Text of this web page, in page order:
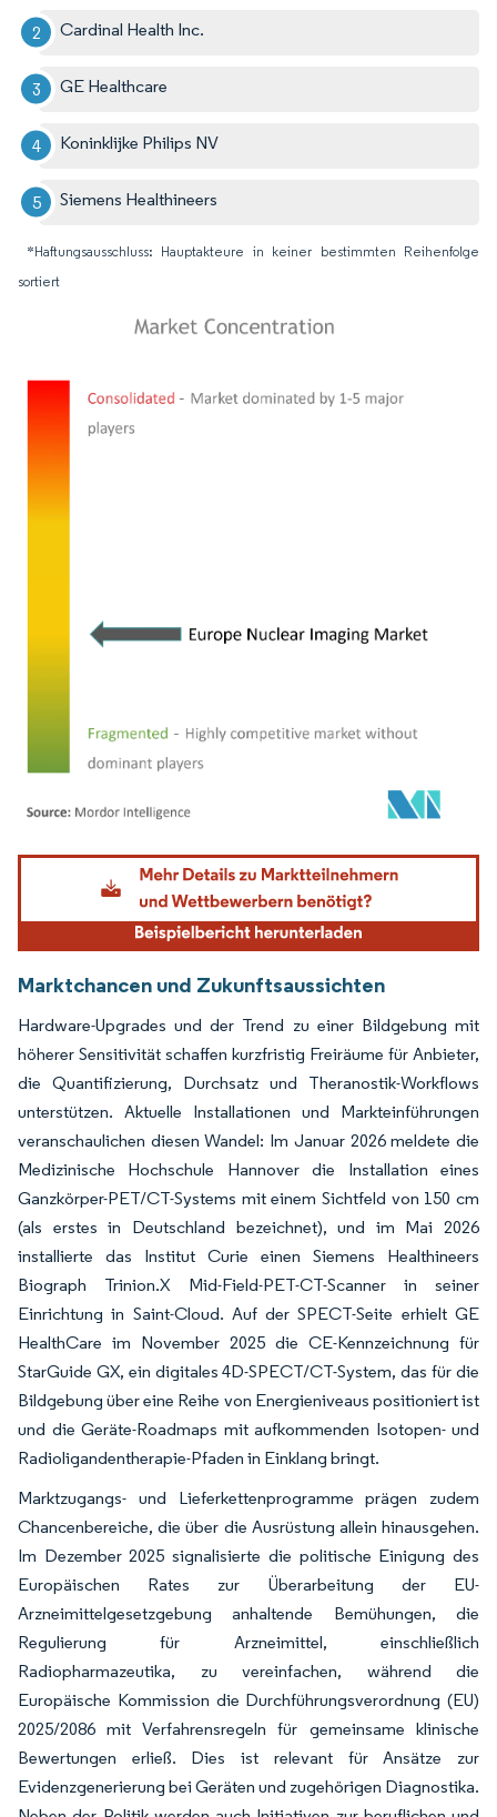
Cardinal Health Inc.
GE Healthcare
Koninklijke Philips NV
Siemens Healthineers
*Haftungsausschluss: Hauptakteure in keiner bestimmten Reihenfolge
sortiert
Bild © Mordor Intelligence. Wiederverwendung erfordert Namensnennung gemäß
Marktchancen und Zukunftsaussichten
Hardware-Upgrades und der Trend zu einer Bildgebung mit
höherer Sensitivität schaffen kurzfristig Freiräume für Anbieter,
die Quantifizierung, Durchsatz und Theranostik-Workflows
unterstützen. Aktuelle Installationen und Markteinführungen
veranschaulichen diesen Wandel: Im Januar 2026 meldete die
Medizinische Hochschule Hannover die Installation eines
Ganzkörper-PET/CT-Systems mit einem Sichtfeld von 150 cm
(als erstes in Deutschland bezeichnet), und im Mai 2026
installierte das Institut Curie einen Siemens Healthineers
Biograph Trinion.X Mid-Field-PET-CT-Scanner in seiner
Einrichtung in Saint-Cloud. Auf der SPECT-Seite erhielt GE
HealthCare im November 2025 die CE-Kennzeichnung für
StarGuide GX, ein digitales 4D-SPECT/CT-System, das für die
Bildgebung über eine Reihe von Energieniveaus positioniert ist
und die Geräte-Roadmaps mit aufkommenden Isotopen- und
Radioligandentherapie-Pfaden in Einklang bringt.
Marktzugangs- und Lieferkettenprogramme prägen zudem
Chancenbereiche, die über die Ausrüstung allein hinausgehen.
Im Dezember 2025 signalisierte die politische Einigung des
Europäischen Rates zur Überarbeitung der EU-
Arzneimittelgesetzgebung anhaltende Bemühungen, die
Regulierung für Arzneimittel, einschließlich
Radiopharmazeutika, zu vereinfachen, während die
Europäische Kommission die Durchführungsverordnung (EU)
2025/2086 mit Verfahrensregeln für gemeinsame klinische
Bewertungen erließ. Dies ist relevant für Ansätze zur
Evidenzgenerierung bei Geräten und zugehörigen Diagnostika.